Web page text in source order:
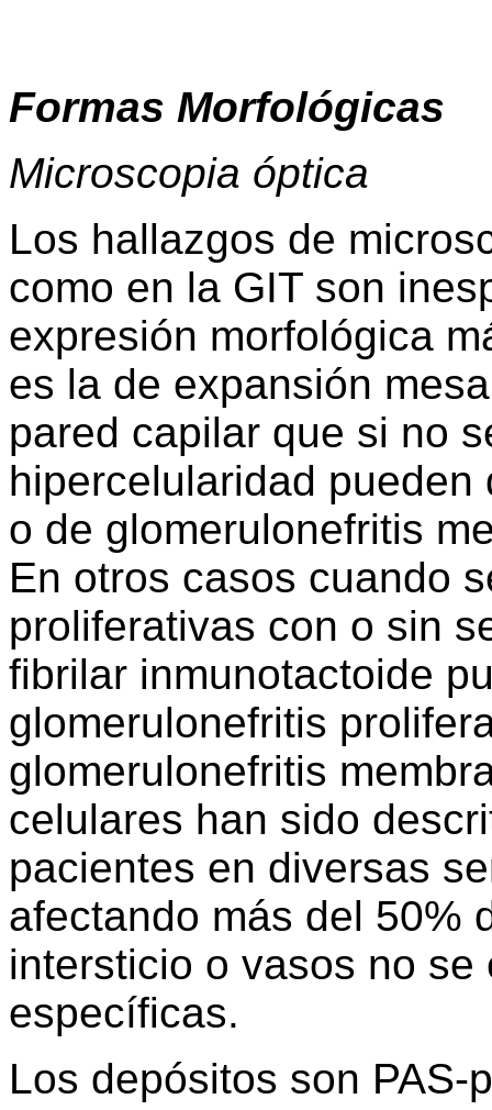
Formas Morfológicas
Microscopia óptica
Los hallazgos de
como en la GIT son
expresión morfológica
es la de expansión
pared capilar que si no
hipercelularidad
o de glomerulonefritis
En otros casos cuando
proliferativas con o sin
fibrilar inmunotactoide
glomerulonefritis
glomerulonefritis
celulares han sido
pacientes en diversas
afectando más del 50%
intersticio o vasos no
específicas.
Los depósitos son